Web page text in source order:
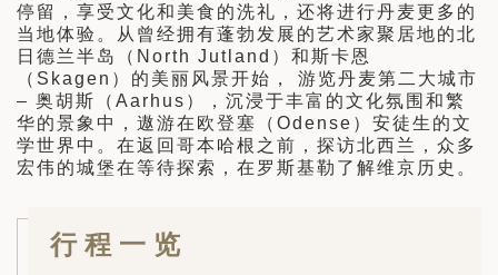
停留，享受文化和美食的洗礼，还将进行丹麦更多的
当地体验。从曾经拥有蓬勃发展的艺术家聚居地的北
日德兰半岛（North Jutland）和斯卡恩
（Skagen）的美丽风景开始， 游览丹麦第二大城市
– 奥胡斯（Aarhus），沉浸于丰富的文化氛围和繁
华的景象中，遨游在欧登塞（Odense）安徒生的文
学世界中。在返回哥本哈根之前，探访北西兰，众多
宏伟的城堡在等待探索，在罗斯基勒了解维京历史。
行程一览